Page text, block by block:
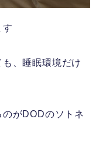
す
、睡眠環境だけ
がDODのソトネ